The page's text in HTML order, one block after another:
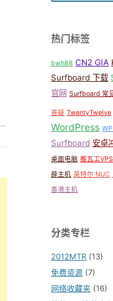
,Surfboard 配
热门标签
bwh88 CN2 GIA
Surfboard 下载
官网 Surfboard 常
答疑 TwentyTwelve
WordPress
Surfboard 安卓
桌面电脑 搬瓦工VPS
薛主机 英特尔 NUC
香港主机
分类专栏
2012MTR (13)
免费资源 (7)
网络收藏夹 (16)